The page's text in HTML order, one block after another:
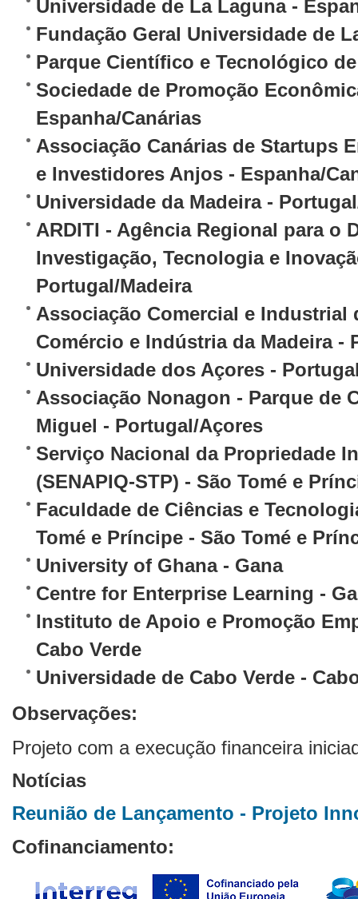
Universidade de La Laguna -
Fundação Geral Universidade de
Parque Científico e Tecnológico
Sociedade de Promoção
Espanha/Canárias
Associação Canárias de Startups
e Investidores Anjos - Espanha/
Universidade da Madeira -
ARDITI - Agência Regional para o
Investigação, Tecnologia e
Portugal/Madeira
Associação Comercial e Industrial
Comércio e Indústria da Madeira -
Universidade dos Açores -
Associação Nonagon - Parque de
Miguel - Portugal/Açores
Serviço Nacional da Propriedade
(SENAPIQ-STP) - São Tomé e
Faculdade de Ciências e
Tomé e Príncipe - São Tomé e
University of Ghana - Gana
Centre for Enterprise Learning -
Instituto de Apoio e Promoção
Cabo Verde
Universidade de Cabo Verde -
Observações:
Projeto com a execução financeira
Notícias
Reunião de Lançamento - Projeto
Cofinanciamento: